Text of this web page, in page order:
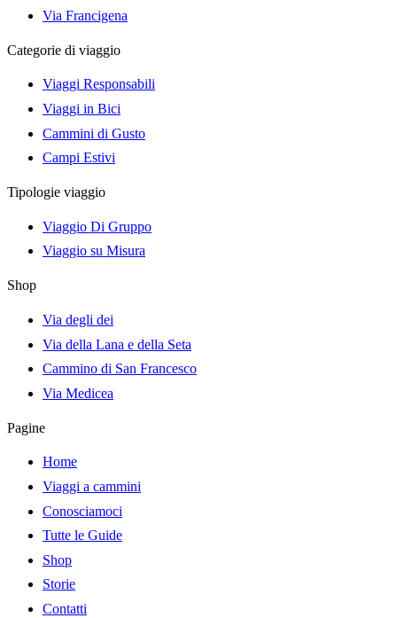
Via Francigena
Categorie di viaggio
Viaggi Responsabili
Viaggi in Bici
Cammini di Gusto
Campi Estivi
Tipologie viaggio
Viaggio Di Gruppo
Viaggio su Misura
Shop
Via degli dei
Via della Lana e della Seta
Cammino di San Francesco
Via Medicea
Pagine
Home
Viaggi a cammini
Conosciamoci
Tutte le Guide
Shop
Storie
Contatti